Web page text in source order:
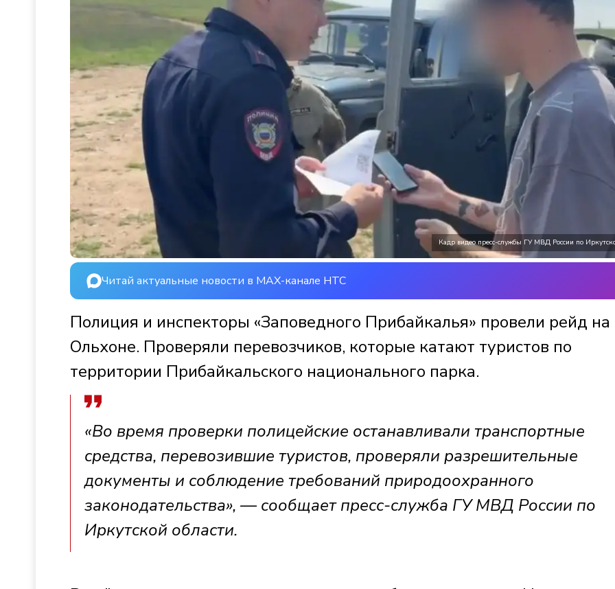
Кадр видео пресс-службы ГУ МВД России по
Читай актуальные новости в MAX-канале НТС
Полиция и инспекторы «Заповедного Прибайкалья» провели рейд на
Ольхоне. Проверяли перевозчиков, которые катают туристов по
территории Прибайкальского национального парка.
«Во время проверки полицейские останавливали транспортные
средства, перевозившие туристов, проверяли разрешительные
документы и соблюдение требований природоохранного
законодательства», — сообщает пресс-служба ГУ МВД России по
Иркутской области.